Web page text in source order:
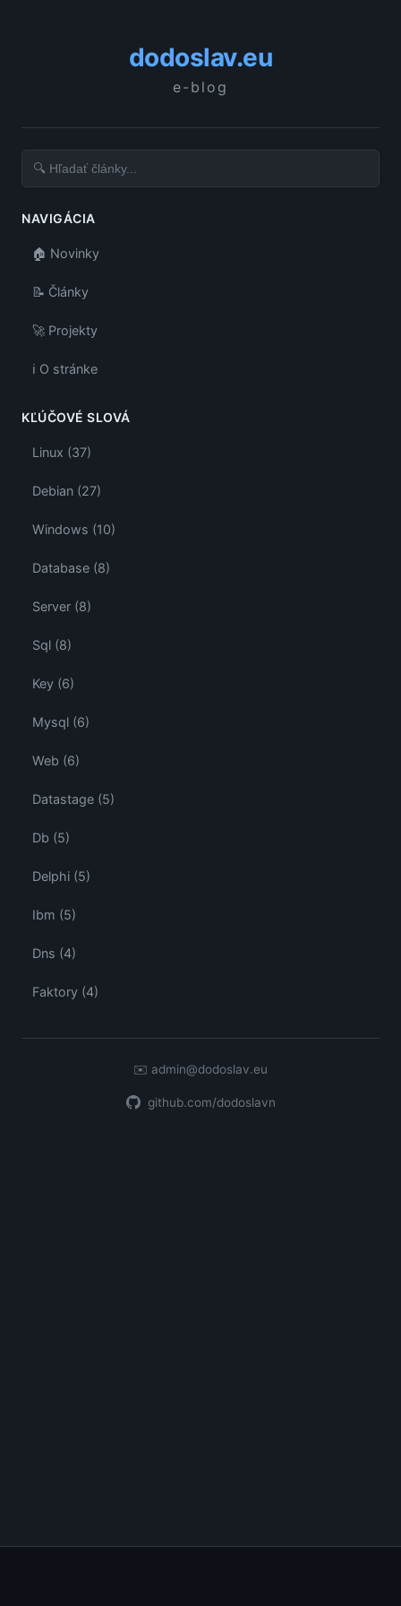
dodoslav.eu
e-blog
NAVIGÁCIA
🏠 Novinky
📝 Články
🚀 Projekty
ℹ️ O stránke
KĽÚČOVÉ SLOVÁ
Linux (37)
Debian (27)
Windows (10)
Database (8)
Server (8)
Sql (8)
Key (6)
Mysql (6)
Web (6)
Datastage (5)
Db (5)
Delphi (5)
Ibm (5)
Dns (4)
Faktory (4)
✉️ admin@dodoslav.eu
github.com/dodoslavn